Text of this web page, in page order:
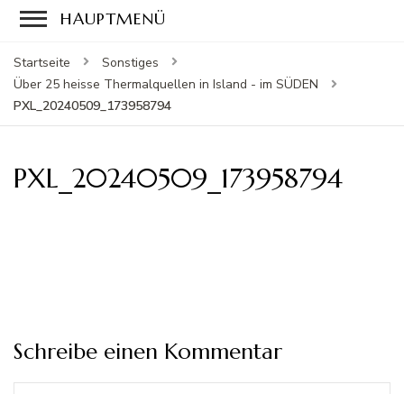
HAUPTMENÜ
Startseite
Sonstiges
Über 25 heisse Thermalquellen in Island - im SÜDEN
PXL_20240509_173958794
PXL_20240509_173958794
Schreibe einen Kommentar